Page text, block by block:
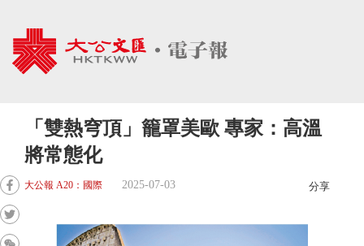
「雙熱穹頂」籠罩美歐 專家：高溫
將常態化
大公報 A20：國際 2025-07-03 分享